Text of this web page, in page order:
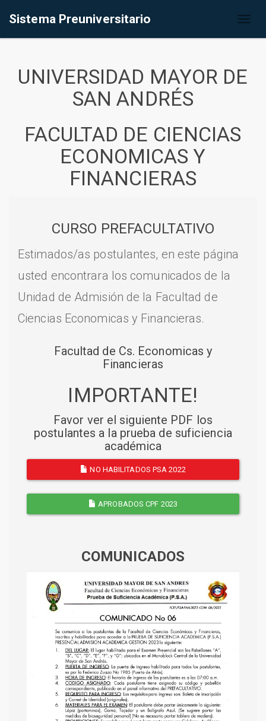
Sistema Preuniversitario
UNIVERSIDAD MAYOR DE
SAN ANDRÉS
FACULTAD DE CIENCIAS
ECONOMICAS Y
FINANCIERAS
CURSO PREFACULTATIVO
Estimados/as postulantes, en este página
usted encontrara los comunicados de la
Unidad de Admisión de la Facultad de
Ciencias Economicas y Financieras.
Facultad de Cs. Economicas y
Financieras
IMPORTANTE!
Favor ver el siguiente PDF los
postulantes a la prueba de suficiencia
académica
NO HABILITADOS PSA 2022
APROBADOS CPF 2023
COMUNICADOS